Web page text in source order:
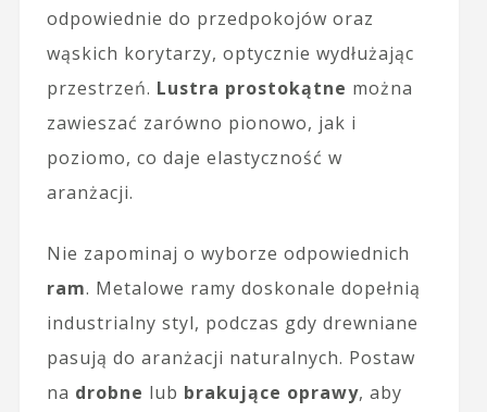
odpowiednie do przedpokojów oraz
wąskich korytarzy, optycznie wydłużając
przestrzeń. Lustra prostokątne można
zawieszać zarówno pionowo, jak i
poziomo, co daje elastyczność w
aranżacji.
Nie zapominaj o wyborze odpowiednich
ram. Metalowe ramy doskonale dopełnią
industrialny styl, podczas gdy drewniane
pasują do aranżacji naturalnych. Postaw
na drobne lub brakujące oprawy, aby